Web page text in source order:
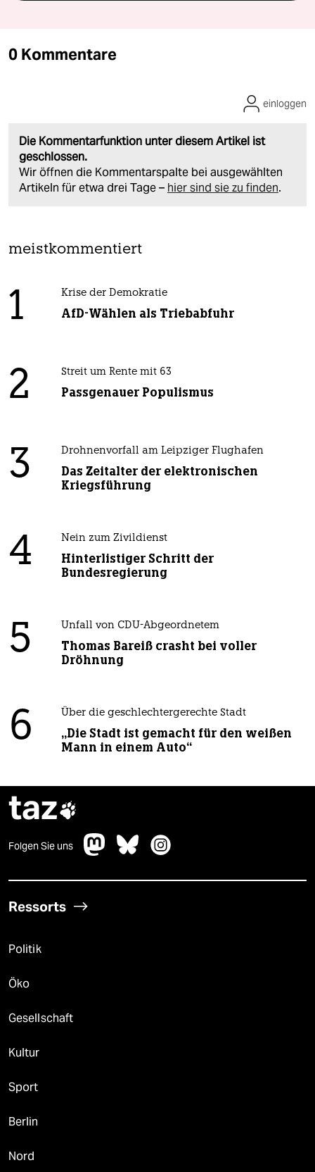
0 Kommentare
Die Kommentarfunktion unter diesem Artikel ist
geschlossen.
Wir öffnen die Kommentarspalte bei ausgewählten
Artikeln für etwa drei Tage – hier sind sie zu finden.
einloggen
meistkommentiert
1 Krise der Demokratie
AfD-Wählen als Triebabfuhr
2 Streit um Rente mit 63
Passgenauer Populismus
3 Drohnenvorfall am Leipziger Flughafen
Das Zeitalter der elektronischen
Kriegsführung
4 Nein zum Zivildienst
Hinterlistiger Schritt der
Bundesregierung
5 Unfall von CDU-Abgeordnetem
Thomas Bareiß crasht bei voller
Dröhnung
6 Über die geschlechtergerechte Stadt
„Die Stadt ist gemacht für den weißen
Mann in einem Auto“
taz
Folgen Sie uns
Ressorts
Politik
Öko
Gesellschaft
Kultur
Sport
Berlin
Nord